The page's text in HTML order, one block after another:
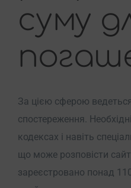
суму
За цією сферою
спостереження.
кодексах і навіть
що може розповісти сайт
зареєстровано понад